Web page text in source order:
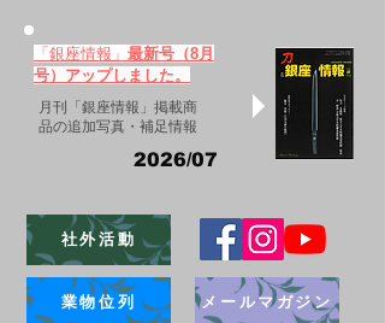
「銀座情報」 最新号（8月
号）アップしました。
月刊「銀座情報」掲載商
品の追加写真・補足情報
2026/07
社外活動
業物位列 メールマガジン